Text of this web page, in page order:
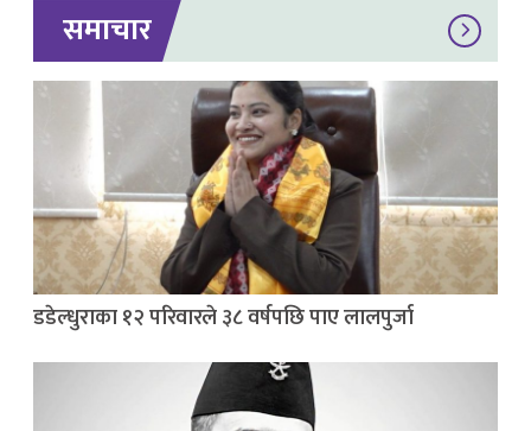
समाचार
डडेल्धुराका १२ परिवारले ३८ वर्षपछि पाए लालपुर्जा